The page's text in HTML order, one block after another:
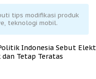
tips modifikasi produk
teknologi mobil.
Indonesia Sebut
dan Tetap Teratas